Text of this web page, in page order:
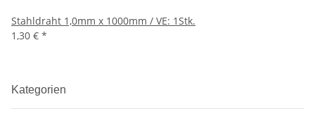
Stahldraht 1,0mm x 1000mm / VE: 1Stk.
1,30 € *
Kategorien